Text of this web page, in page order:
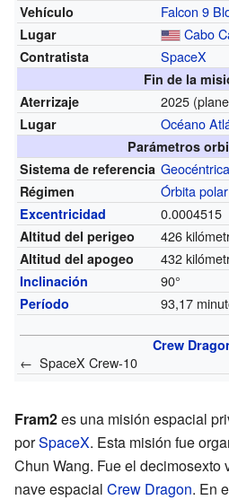
Vehículo Falcon 9
Lugar Cabo
Contratista SpaceX
Fin de la
Aterrizaje
2025
Lugar Océano
Parámetros
Sistema de referencia Geocéntrica
Régimen Órbita polar
Excentricidad 0.0004515
Altitud del perigeo 426
Altitud del apogeo 432
Inclinación 90°
Período 93,17
Crew
← SpaceX Crew-10
Fram2es una misión espacial
porSpaceX. Esta misión fue
Chun Wang. Fue el decimosexto
nave espacial Crew Dragon. En